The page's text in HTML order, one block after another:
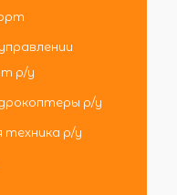
р/у
р/у
р/у